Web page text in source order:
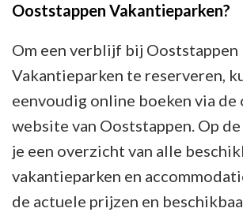
Ooststappen Vakantieparken?
Om een verblijf bij Ooststappen
Vakantieparken te reserveren,
eenvoudig online boeken via
website van Ooststappen. Op
je een overzicht van alle
vakantieparken en
de actuele prijzen en